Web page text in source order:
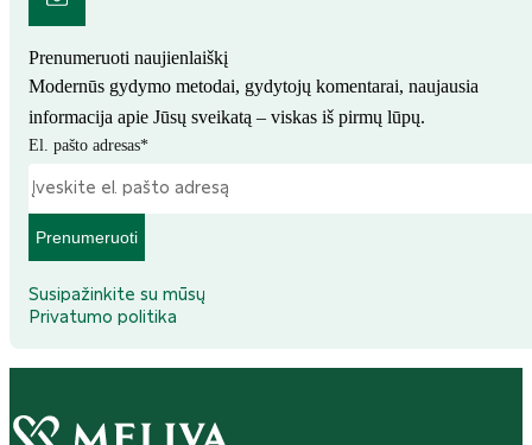
Prenumeruoti naujienlaiškį
Modernūs gydymo metodai, gydytojų komentarai, naujausia
informacija apie Jūsų sveikatą – viskas iš pirmų lūpų.
El. pašto adresas*
Prenumeruoti
Susipažinkite su mūsų
Privatumo politika